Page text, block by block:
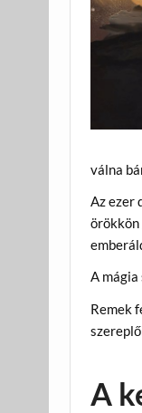
válna
Az ezer
örökkön
A
Remek
A